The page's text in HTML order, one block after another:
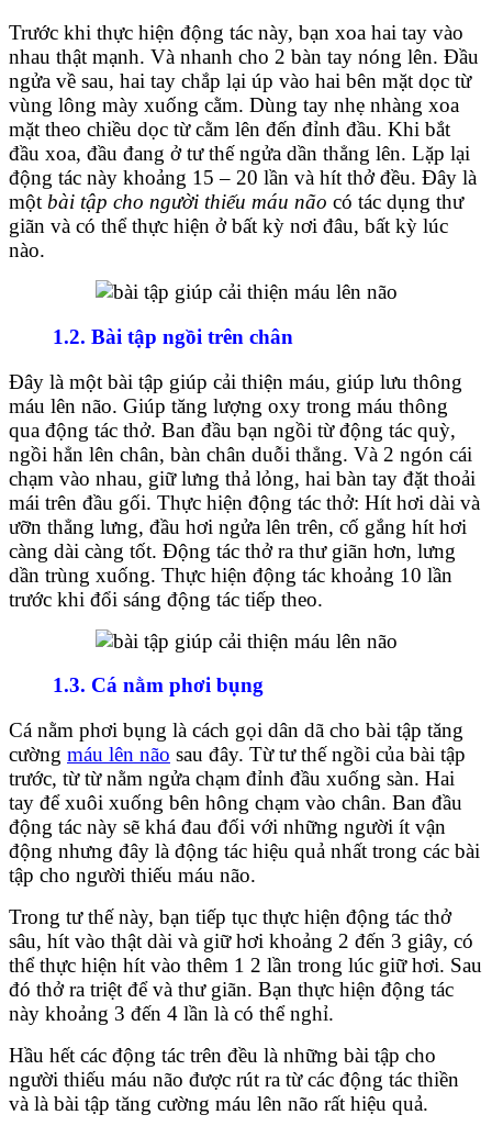
Trước khi thực hiện động tác này, bạn xoa hai tay vào
nhau thật mạnh. Và nhanh cho 2 bàn tay nóng lên. Đầu
ngửa về sau, hai tay chắp lại úp vào hai bên mặt dọc từ
vùng lông mày xuống cằm. Dùng tay nhẹ nhàng xoa
mặt theo chiều dọc từ cằm lên đến đỉnh đầu. Khi bắt
đầu xoa, đầu đang ở tư thế ngửa dần thẳng lên. Lặp lại
động tác này khoảng 15 – 20 lần và hít thở đều. Đây là
một bài tập cho người thiếu máu não có tác dụng thư
giãn và có thể thực hiện ở bất kỳ nơi đâu, bất kỳ lúc
nào.
1.2. Bài tập ngồi trên chân
Đây là một bài tập giúp cải thiện máu, giúp lưu thông
máu lên não. Giúp tăng lượng oxy trong máu thông
qua động tác thở. Ban đầu bạn ngồi từ động tác quỳ,
ngồi hẳn lên chân, bàn chân duỗi thẳng. Và 2 ngón cái
chạm vào nhau, giữ lưng thả lỏng, hai bàn tay đặt thoải
mái trên đầu gối. Thực hiện động tác thở: Hít hơi dài và
ưỡn thẳng lưng, đầu hơi ngửa lên trên, cố gắng hít hơi
càng dài càng tốt. Động tác thở ra thư giãn hơn, lưng
dần trùng xuống. Thực hiện động tác khoảng 10 lần
trước khi đổi sáng động tác tiếp theo.
1.3. Cá nằm phơi bụng
Cá nằm phơi bụng là cách gọi dân dã cho bài tập tăng
cường máu lên não sau đây. Từ tư thế ngồi của bài tập
trước, từ từ nằm ngửa chạm đỉnh đầu xuống sàn. Hai
tay để xuôi xuống bên hông chạm vào chân. Ban đầu
động tác này sẽ khá đau đối với những người ít vận
động nhưng đây là động tác hiệu quả nhất trong các bài
tập cho người thiếu máu não.
Trong tư thế này, bạn tiếp tục thực hiện động tác thở
sâu, hít vào thật dài và giữ hơi khoảng 2 đến 3 giây, có
thể thực hiện hít vào thêm 1 2 lần trong lúc giữ hơi. Sau
đó thở ra triệt để và thư giãn. Bạn thực hiện động tác
này khoảng 3 đến 4 lần là có thể nghỉ.
Hầu hết các động tác trên đều là những bài tập cho
người thiếu máu não được rút ra từ các động tác thiền
và là bài tập tăng cường máu lên não rất hiệu quả.